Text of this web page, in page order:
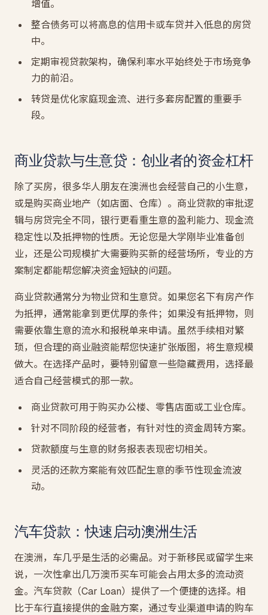
增值。
整合债务可以将高息的信用卡或车贷并入低息的房贷
中。
定期审视贷款架构，确保利率水平始终处于市场竞争
力的前沿。
转贷是优化家庭现金流、进行多套房配置的重要手
段。
商业贷款与生意贷：创业者的资金杠杆
除了买房，很多华人朋友在澳洲也会经营自己的小生意，
或是购买商业地产（如店面、仓库）。商业贷款的审批逻
辑与房贷完全不同，银行更看重生意的盈利能力、现金流
稳定性以及抵押物的性质。无论您是大学刚毕业准备创
业，还是公司规模扩大需要购买新的经营场所，专业的方
案制定都能帮您解决资金短缺的问题。
商业贷款通常分为物业贷和生意贷。如果您名下有房产作
为抵押，通常能拿到更优厚的条件；如果没有抵押物，则
需要依靠生意的流水和报税单来申请。虽然手续相对繁
琐，但合理的商业融资能帮您快速扩张版图，将生意规模
做大。在选择产品时，要特别留意一些隐藏费用，选择最
适合自己经营模式的那一款。
商业贷款可用于购买办公楼、零售店面或工业仓库。
针对不同阶段的经营者，有针对性的资金周转方案。
贷款额度与生意的财务报表表现密切相关。
灵活的还款方案能有效匹配生意的季节性现金流波
动。
汽车贷款：快速启动澳洲生活
在澳洲，车几乎是生活的必需品。对于新移民或留学生来
说，一次性拿出几万澳币买车可能会占用太多的流动资
金。汽车贷款（Car Loan）提供了一个便捷的选择。相
比于车行直接提供的金融方案，通过专业渠道申请的购车